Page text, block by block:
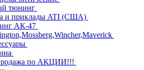
тюнинг
и приклады ATI (США)
АК-47
по АКЦИИ!!!